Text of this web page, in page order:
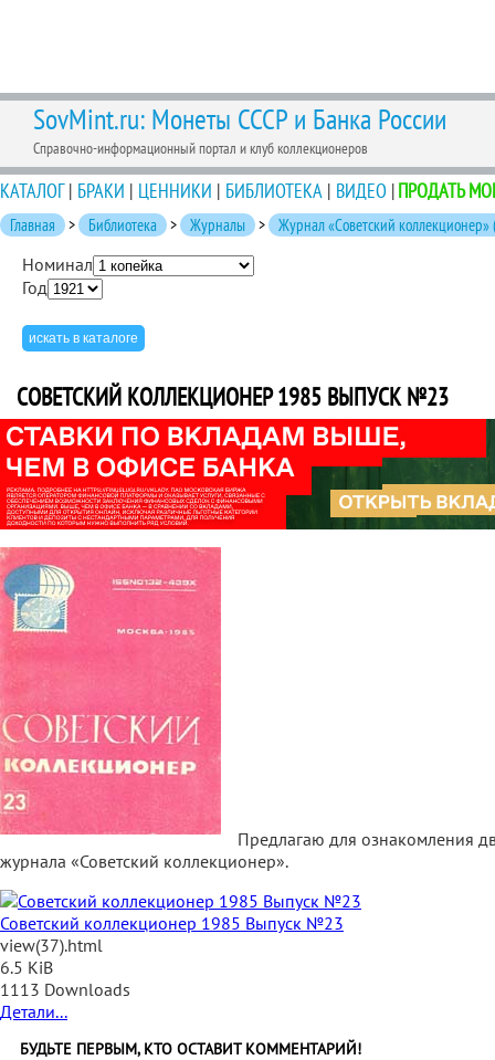
SovMint.ru: Монеты СССР и Банка России
Справочно-информационный портал и клуб коллекционеров
КАТАЛОГ| БРАКИ | ЦЕННИКИ | БИБЛИОТЕКА | ВИДЕО |ПРОДАТЬ
Главная > Библиотека > Журналы > Журнал «Советский
Номинал
Год
СОВЕТСКИЙ КОЛЛЕКЦИОНЕР 1985 ВЫПУСК №23
Предлагаю для ознакомления
журнала «Советский коллекционер».
Советский коллекционер 1985 Выпуск №23
view(37).html
6.5 KiB
1113 Downloads
Детали...
БУДЬТЕ ПЕРВЫМ, КТО ОСТАВИТ КОММЕНТАРИЙ!